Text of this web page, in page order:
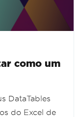
como um
DataTables
do Excel de